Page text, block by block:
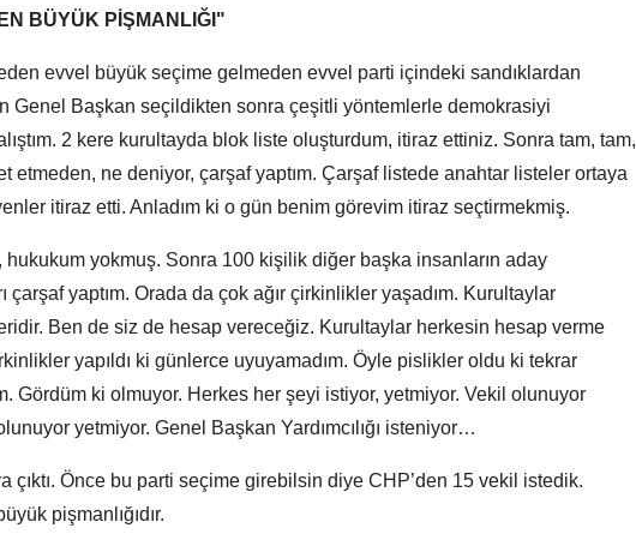
BÜYÜK PİŞMANLIĞI"
evvel büyük seçime gelmeden evvel parti içindeki sandıklardan
Genel Başkan seçildikten sonra çeşitli yöntemlerle demokrasiyi
2 kere kurultayda blok liste oluşturdum, itiraz ettiniz. Sonra tam, tam,
etmeden, ne deniyor, çarşaf yaptım. Çarşaf listede anahtar listeler ortaya
itiraz etti. Anladım ki o gün benim görevim itiraz seçtirmekmiş.
hukukum yokmuş. Sonra 100 kişilik diğer başka insanların aday
çarşaf yaptım. Orada da çok ağır çirkinlikler yaşadım. Kurultaylar
Ben de siz de hesap vereceğiz. Kurultaylar herkesin hesap verme
yapıldı ki günlerce uyuyamadım. Öyle pislikler oldu ki tekrar
Gördüm ki olmuyor. Herkes her şeyi istiyor, yetmiyor. Vekil olunuyor
yetmiyor. Genel Başkan Yardımcılığı isteniyor…
çıktı. Önce bu parti seçime girebilsin diye CHP’den 15 vekil istedik.
pişmanlığıdır.